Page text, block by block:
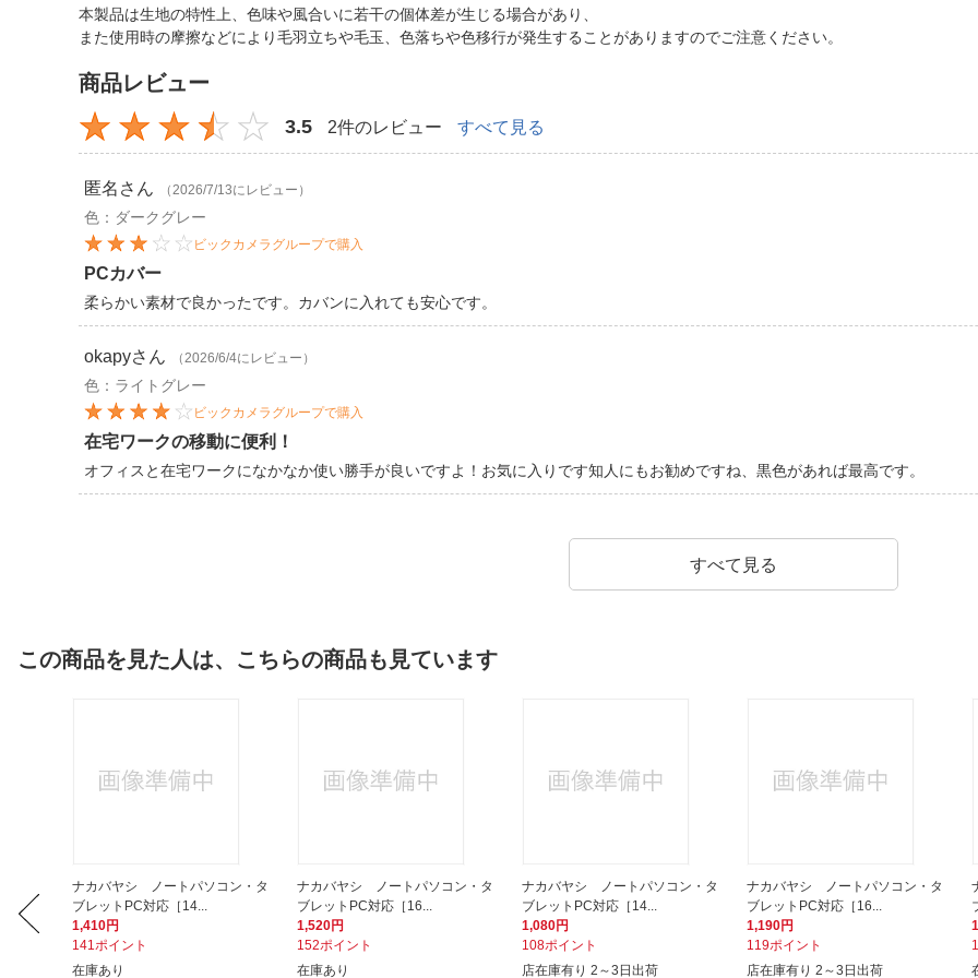
本製品は生地の特性上、色味や風合いに若干の個体差が生じる場合があり、
また使用時の摩擦などにより毛羽立ちや毛玉、色落ちや色移行が発生することがありますのでご注意ください。
商品レビュー
3.5 2件のレビュー すべて見る
匿名 さん （2026/7/13にレビュー）
色：ダークグレー
ビックカメラグループで購入
PCカバー
柔らかい素材で良かったです。カバンに入れても安心です。
okapyさん （2026/6/4にレビュー）
色：ライトグレー
ビックカメラグループで購入
在宅ワークの移動に便利！
オフィスと在宅ワークになかなか使い勝手が良いですよ！お気に入りです知人にもお勧めですね、黒色があれば最高です。
すべて見る
この商品を見た人は、こちらの商品も見ています
ナカバヤシ ノートパソコン・タ
ブレットPC対応［14...
1,410円
141ポイント
在庫あり
ナカバヤシ ノートパソコン・タ
ブレットPC対応［16...
1,520円
152ポイント
在庫あり
ナカバヤシ ノートパソコン・タ
ブレットPC対応［14...
1,080円
108ポイント
店在庫有り 2～3日出荷
ナカバヤシ ノートパソコン・タ
ブレットPC対応［16...
1,190円
119ポイント
店在庫有り 2～3日出荷